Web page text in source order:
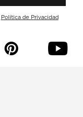
Política de Privacidad
p y